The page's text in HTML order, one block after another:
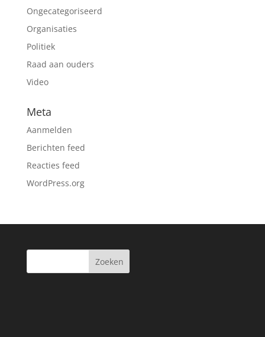
Ongecategoriseerd
Organisaties
Politiek
Raad aan ouders
Video
Meta
Aanmelden
Berichten feed
Reacties feed
WordPress.org